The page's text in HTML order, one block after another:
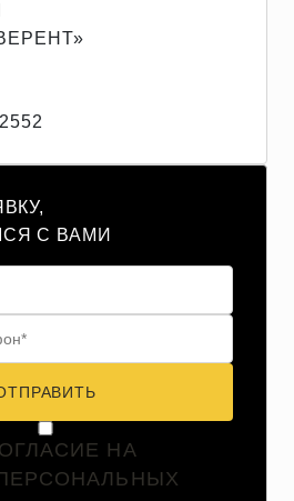
С ВАМИ
НА